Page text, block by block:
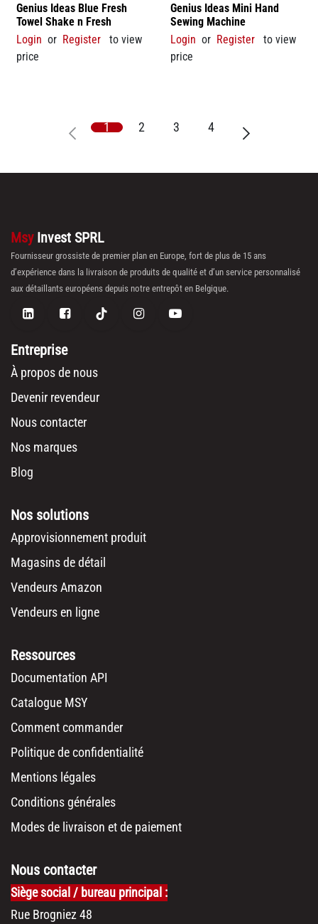
Genius Ideas Blue Fresh
Towel Shake n Fresh
Login or Register
to view
price
Genius Ideas Mini Hand
Sewing Machine
Login or Register
to view
price
1 2 3 4
Msy Invest SPRL
Fournisseur grossiste de premier plan en Europe, fort de plus de 15 ans
d’expérience dans la livraison de produits de qualité et d’un service personnalisé
aux détaillants européens depuis notre entrepôt en Belgique.
Entreprise
À propos de nous
Devenir revendeur
Nous contacter
Nos marques
Blog
Nos solutions
Approvisionnement produit
Magasins de détail
Vendeurs Amazon
Vendeurs en ligne
Ressources
Documentation API
Catalogue MSY
Comment commander
Politique de confidentialité
Mentions légales
Conditions générales
Modes de livraison et de paiement
Nous contacter
Siège social / bureau principal :
Rue Brogniez 48